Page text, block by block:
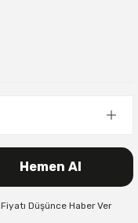
Hemen Al
Fiyatı Düşünce Haber Ver